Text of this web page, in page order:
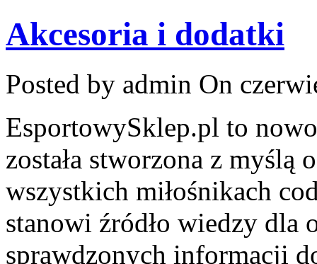
Akcesoria i dodatki
Posted by admin On
EsportowySklep.pl to
została stworzona z myślą
wszystkich miłośnikach
stanowi źródło wiedzy dla
sprawdzonych informacji